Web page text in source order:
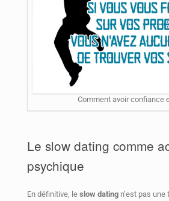
Comment avoir confiance
Le slow dating comme
psychique
En définitive, le slow dating n’est pas